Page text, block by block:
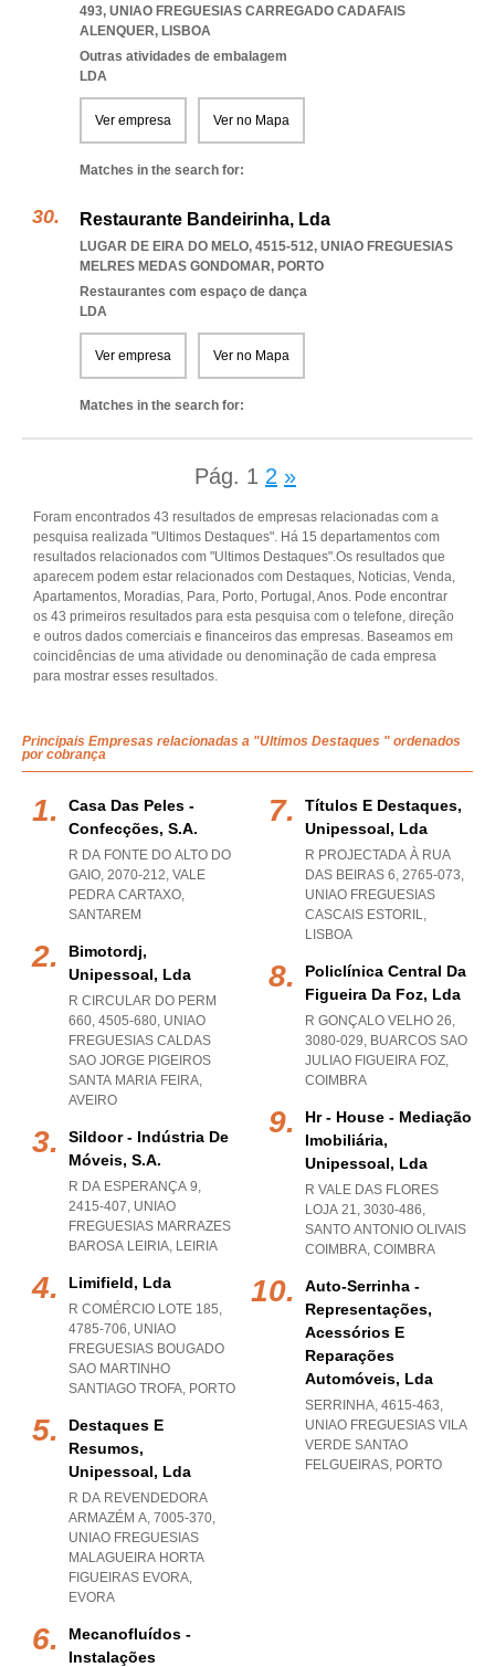
493, UNIAO FREGUESIAS CARREGADO CADAFAIS
ALENQUER, LISBOA
Outras atividades de embalagem
LDA
Ver empresa Ver no Mapa
Matches in the search for:
Restaurante Bandeirinha, Lda
LUGAR DE EIRA DO MELO, 4515-512, UNIAO FREGUESIAS
MELRES MEDAS GONDOMAR, PORTO
Restaurantes com espaço de dança
LDA
Ver empresa Ver no Mapa
Matches in the search for:
Pág. 1 2 »
Foram encontrados 43 resultados de empresas relacionadas com a
pesquisa realizada "Ultimos Destaques". Há 15 departamentos com
resultados relacionados com "Ultimos Destaques".Os resultados que
aparecem podem estar relacionados com Destaques, Noticias, Venda,
Apartamentos, Moradias, Para, Porto, Portugal, Anos. Pode encontrar
os 43 primeiros resultados para esta pesquisa com o telefone, direção
e outros dados comerciais e financeiros das empresas. Baseamos em
coincidências de uma atividade ou denominação de cada empresa
para mostrar esses resultados.
Principais Empresas relacionadas a "Ultimos Destaques " ordenados
por cobrança
Casa Das Peles -
Confecções, S.a.
R DA FONTE DO ALTO DO
GAIO, 2070-212, VALE
PEDRA CARTAXO,
SANTAREM
Bimotordj,
Unipessoal, Lda
R CIRCULAR DO PERM
660, 4505-680, UNIAO
FREGUESIAS CALDAS
SAO JORGE PIGEIROS
SANTA MARIA FEIRA,
AVEIRO
Sildoor - Indústria De
Móveis, S.a.
R DA ESPERANÇA 9,
2415-407, UNIAO
FREGUESIAS MARRAZES
BAROSA LEIRIA, LEIRIA
Limifield, Lda
R COMÉRCIO LOTE 185,
4785-706, UNIAO
FREGUESIAS BOUGADO
SAO MARTINHO
SANTIAGO TROFA, PORTO
Destaques E
Resumos,
Unipessoal, Lda
R DA REVENDEDORA
ARMAZÉM A, 7005-370,
UNIAO FREGUESIAS
MALAGUEIRA HORTA
FIGUEIRAS EVORA,
EVORA
Mecanofluídos -
Instalações
Títulos E Destaques,
Unipessoal, Lda
R PROJECTADA À RUA
DAS BEIRAS 6, 2765-073,
UNIAO FREGUESIAS
CASCAIS ESTORIL,
LISBOA
Policlínica Central Da
Figueira Da Foz, Lda
R GONÇALO VELHO 26,
3080-029, BUARCOS SAO
JULIAO FIGUEIRA FOZ,
COIMBRA
Hr - House - Mediação
Imobiliária,
Unipessoal, Lda
R VALE DAS FLORES
LOJA 21, 3030-486,
SANTO ANTONIO OLIVAIS
COIMBRA, COIMBRA
Auto-Serrinha -
Representações,
Acessórios E
Reparações
Automóveis, Lda
SERRINHA, 4615-463,
UNIAO FREGUESIAS VILA
VERDE SANTAO
FELGUEIRAS, PORTO